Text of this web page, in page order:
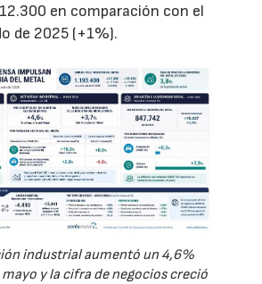
en comparación con el
de 2025 (+1%).
industrial aumentó un 4,6%
y la cifra de negocios creció